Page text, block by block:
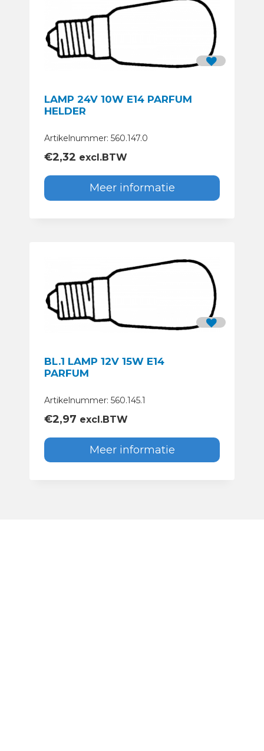
LAMP 24V 10W E14 PARFUM
HELDER
Artikelnummer: 560.147.0
€2,32 excl.BTW
Meer informatie
BL.1 LAMP 12V 15W E14
PARFUM
Artikelnummer: 560.145.1
€2,97 excl.BTW
Meer informatie